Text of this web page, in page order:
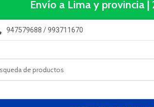
Envío a Lima y provincia
947579688 / 993711670